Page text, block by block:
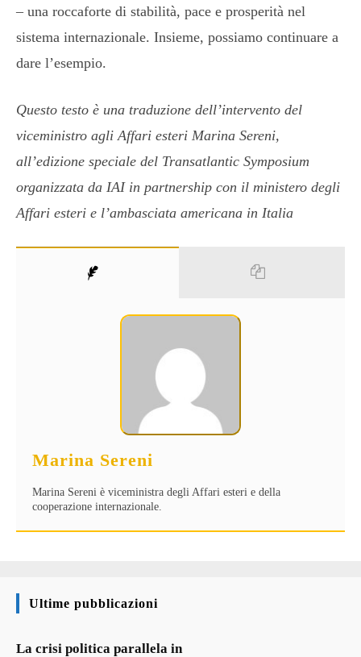
– una roccaforte di stabilità, pace e prosperità nel
sistema internazionale. Insieme, possiamo continuare a
dare l’esempio.
Questo testo è una traduzione dell’intervento del
viceministro agli Affari esteri Marina Sereni,
all’edizione speciale del Transatlantic Symposium
organizzata da IAI in partnership con il ministero degli
Affari esteri e l’ambasciata americana in Italia
Marina Sereni
Marina Sereni è viceministra degli Affari esteri e della
cooperazione internazionale.
Ultime pubblicazioni
La crisi politica parallela in